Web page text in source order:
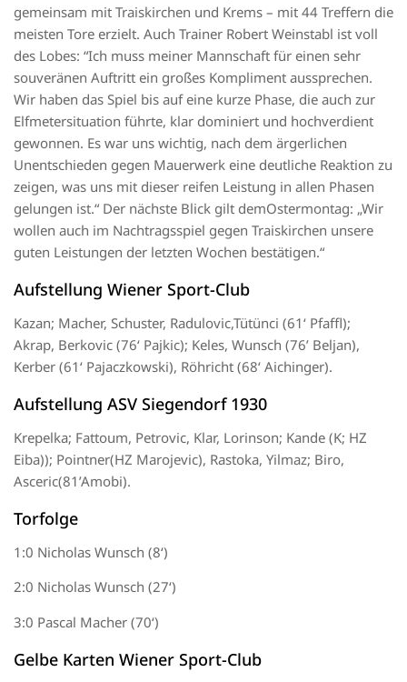
gemeinsam mit Traiskirchen und Krems – mit 44 Treffern die
meisten Tore erzielt. Auch Trainer Robert Weinstabl ist voll
des Lobes: “Ich muss meiner Mannschaft für einen sehr
souveränen Auftritt ein großes Kompliment aussprechen.
Wir haben das Spiel bis auf eine kurze Phase, die auch zur
Elfmetersituation führte, klar dominiert und hochverdient
gewonnen. Es war uns wichtig, nach dem ärgerlichen
Unentschieden gegen Mauerwerk eine deutliche Reaktion zu
zeigen, was uns mit dieser reifen Leistung in allen Phasen
gelungen ist.“ Der nächste Blick gilt demOstermontag: „Wir
wollen auch im Nachtragsspiel gegen Traiskirchen unsere
guten Leistungen der letzten Wochen bestätigen.“
Aufstellung Wiener Sport-Club
Kazan; Macher, Schuster, Radulovic,Tütünci (61‘ Pfaffl);
Akrap, Berkovic (76‘ Pajkic); Keles, Wunsch (76’ Beljan),
Kerber (61‘ Pajaczkowski), Röhricht (68‘ Aichinger).
Aufstellung ASV Siegendorf 1930
Krepelka; Fattoum, Petrovic, Klar, Lorinson; Kande (K; HZ
Eiba)); Pointner(HZ Marojevic), Rastoka, Yilmaz; Biro,
Asceric(81’Amobi).
Torfolge
1:0 Nicholas Wunsch (8‘)
2:0 Nicholas Wunsch (27‘)
3:0 Pascal Macher (70‘)
Gelbe Karten Wiener Sport-Club